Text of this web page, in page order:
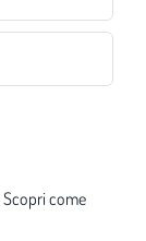
Scopri come